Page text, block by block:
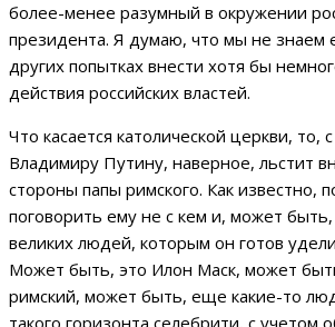
более-менее разумный в окружении
президента. Я думаю, что мы не знаем
других попытках внести хотя бы
действия российских властей.
Что касается католической церкви, то,
Владимиру Путину, наверное, льстит
стороны папы римского. Как известно,
поговорить ему не с кем и, может быть,
великих людей, которым он готов
Может быть, это Илон Маск, может
римский, может быть, еще какие-то